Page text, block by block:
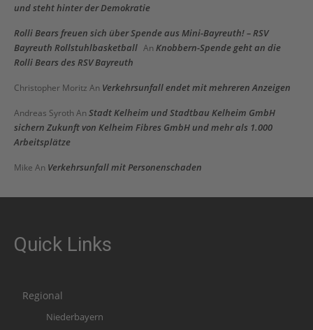
und steht hinter der Demokratie
Rolli Bears freuen sich über Spende aus Mini-Bayreuth! – RSV
Bayreuth Rollstuhlbasketball An Knobbern-Spende geht an die
Rolli Bears des RSV Bayreuth
Christopher Moritz An Verkehrsunfall endet mit mehreren Anzeigen
Andreas Syroth An Stadt Kelheim und Stadtbau Kelheim GmbH
sichern Zukunft von Kelheim Fibres GmbH und mehr als 1.000
Arbeitsplätze
Mike An Verkehrsunfall mit Personenschaden
Quick Links
Regional
Niederbayern